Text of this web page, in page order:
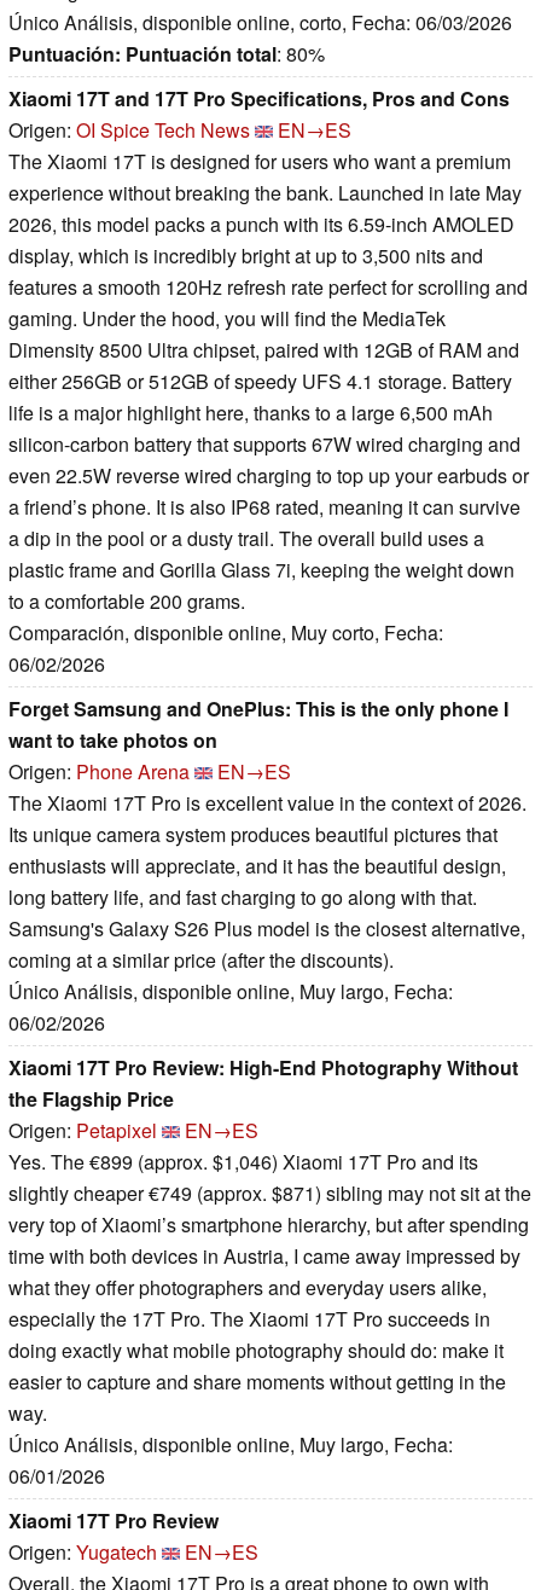
Único Análisis, disponible online, corto, Fecha: 06/03/2026
Puntuación: Puntuación total: 80%
Xiaomi 17T and 17T Pro Specifications, Pros and Cons
Origen: OI Spice Tech News
EN→ES
The Xiaomi 17T is designed for users who want a premium
experience without breaking the bank. Launched in late May
2026, this model packs a punch with its 6.59-inch AMOLED
display, which is incredibly bright at up to 3,500 nits and
features a smooth 120Hz refresh rate perfect for scrolling and
gaming. Under the hood, you will find the MediaTek
Dimensity 8500 Ultra chipset, paired with 12GB of RAM and
either 256GB or 512GB of speedy UFS 4.1 storage. Battery
life is a major highlight here, thanks to a large 6,500 mAh
silicon-carbon battery that supports 67W wired charging and
even 22.5W reverse wired charging to top up your earbuds or
a friend’s phone. It is also IP68 rated, meaning it can survive
a dip in the pool or a dusty trail. The overall build uses a
plastic frame and Gorilla Glass 7i, keeping the weight down
to a comfortable 200 grams.
Comparación, disponible online, Muy corto, Fecha:
06/02/2026
Forget Samsung and OnePlus: This is the only phone I
want to take photos on
Origen: Phone Arena
EN→ES
The Xiaomi 17T Pro is excellent value in the context of 2026.
Its unique camera system produces beautiful pictures that
enthusiasts will appreciate, and it has the beautiful design,
long battery life, and fast charging to go along with that.
Samsung's Galaxy S26 Plus model is the closest alternative,
coming at a similar price (after the discounts).
Único Análisis, disponible online, Muy largo, Fecha:
06/02/2026
Xiaomi 17T Pro Review: High-End Photography Without
the Flagship Price
Origen: Petapixel
EN→ES
Yes. The €899 (approx. $1,046) Xiaomi 17T Pro and its
slightly cheaper €749 (approx. $871) sibling may not sit at the
very top of Xiaomi’s smartphone hierarchy, but after spending
time with both devices in Austria, I came away impressed by
what they offer photographers and everyday users alike,
especially the 17T Pro. The Xiaomi 17T Pro succeeds in
doing exactly what mobile photography should do: make it
easier to capture and share moments without getting in the
way.
Único Análisis, disponible online, Muy largo, Fecha:
06/01/2026
Xiaomi 17T Pro Review
Origen: Yugatech
EN→ES
Overall, the Xiaomi 17T Pro is a great phone to own with